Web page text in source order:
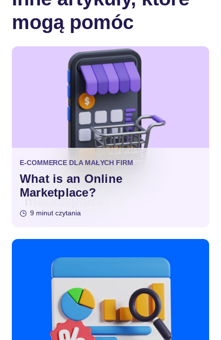
mogą pomóc
E-COMMERCE DLA MAŁYCH FIRM
What is an Online
Marketplace?
9 minut czytania